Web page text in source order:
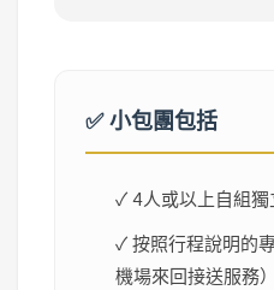
✅ 小包團包括
✓ 4人或以上自組獨
✓ 按照行程說明的
機場來回接送服務）